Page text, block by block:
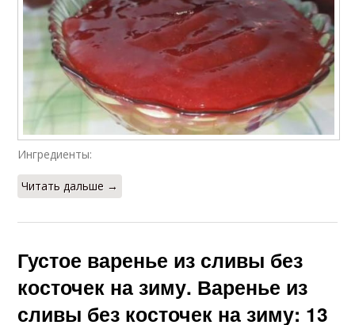
Ингредиенты:
Читать дальше →
Густое варенье из сливы без
косточек на зиму. Варенье из
сливы без косточек на зиму: 13